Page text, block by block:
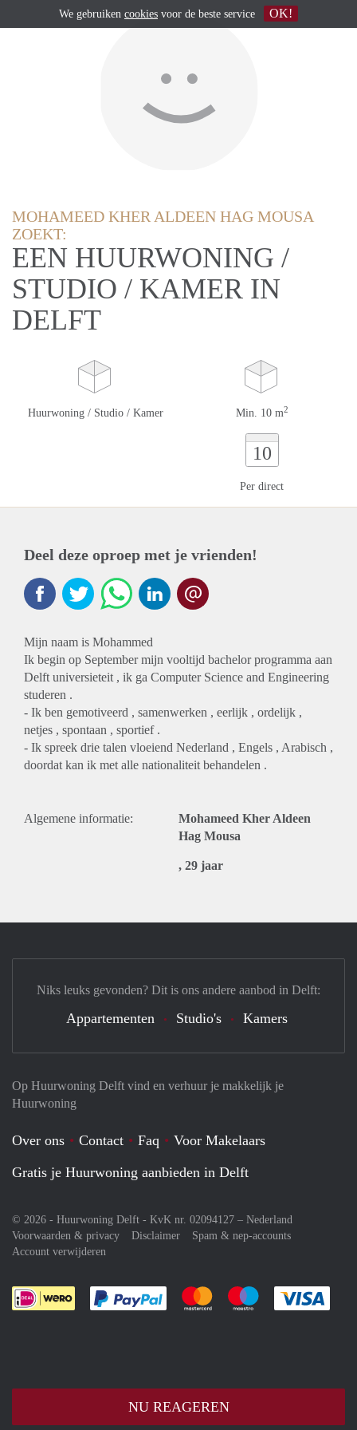
MOHAMEED KHER ALDEEN HAG MOUSA
ZOEKT:
EEN HUURWONING /
STUDIO / KAMER IN
DELFT
Huurwoning / Studio / Kamer Min. 10 m2
10
Per direct
Deel deze oproep met je vrienden!
Mijn naam is Mohammed
Ik begin op September mijn vooltijd bachelor programma aan
Delft universieteit , ik ga Computer Science and Engineering
studeren .
- Ik ben gemotiveerd , samenwerken , eerlijk , ordelijk ,
netjes , spontaan , sportief .
- Ik spreek drie talen vloeiend Nederland , Engels , Arabisch ,
doordat kan ik met alle nationaliteit behandelen .
Algemene informatie:
Mohameed Kher Aldeen
Hag Mousa
, 29 jaar
NU REAGEREN
Op Huurwoning Delft vind en verhuur je makkelijk je
Huurwoning
Over ons Contact Faq
Voor Makelaars
Gratis je Huurwoning aanbieden in Delft
© 2026 - Huurwoning Delft - KvK nr. 02094127 – Nederland
Voorwaarden & privacy
Disclaimer
Spam & nep-accounts
Account verwijderen
Je rekent gemakkelijk af met Paypal
Je rekent gemakkelijk af met
Je rekent
Niks leuks gevonden? Dit is ons andere aanbod in Delft:
Appartementen Studio's Kamers
We gebruiken cookies voor de beste service OK!